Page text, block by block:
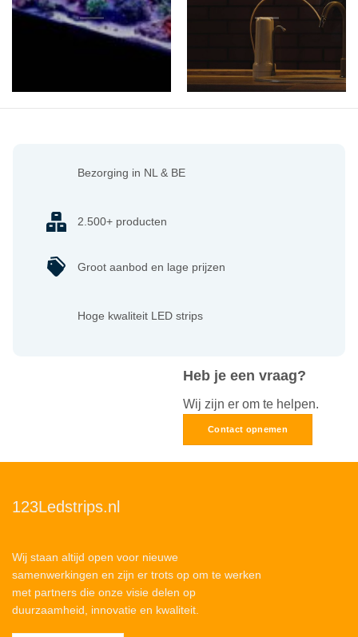
Heb je een vraag?
Wij zijn er om te helpen.
Contact opnemen
Bezorging in NL & BE
2.500+ producten
Groot aanbod en lage prijzen
Hoge kwaliteit LED strips
123Ledstrips.nl
Wij staan altijd open voor nieuwe
samenwerkingen en zijn er trots op om te werken
met partners die onze visie delen op
duurzaamheid, innovatie en kwaliteit.